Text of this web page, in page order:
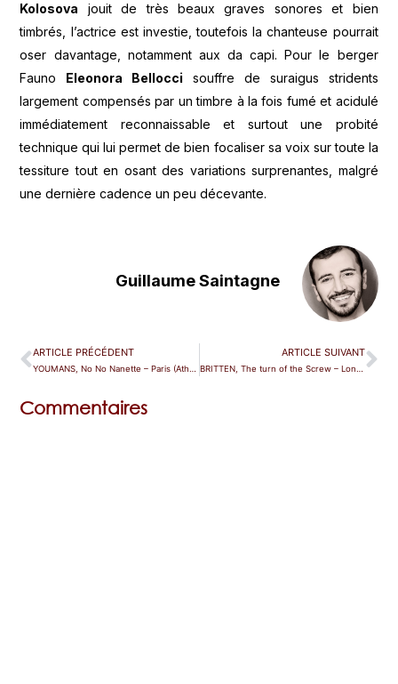
Kolosova jouit de très beaux graves sonores et bien
timbrés, l’actrice est investie, toutefois la chanteuse pourrait
oser davantage, notamment aux da capi. Pour le berger
Fauno
Eleonora Bellocci souffre de suraigus stridents
largement compensés par un timbre à la fois fumé et acidulé
immédiatement reconnaissable et surtout une probité
technique qui lui permet de bien focaliser sa voix sur toute la
tessiture tout en osant des variations surprenantes, malgré
une dernière cadence un peu décevante.
Guillaume Saintagne
ARTICLE PRÉCÉDENT ARTICLE SUIVANT
Commentaires